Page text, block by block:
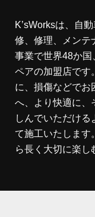
K’sWorksは、自
修、修理、メンテ
事業で世界48か国
ペアの加盟店です
に、損傷などでお
へ、より快適に、
しんでいただける
て施工いたします
ら長く大切に楽し